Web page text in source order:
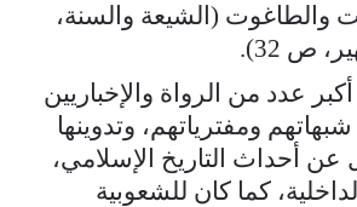
والطاغوت (الشيعة والسنة،
ص 32).
عدد من الرواة والإخباريين
ومفترياتهم، وتدوينها
أحداث التاريخ الإسلامي،
كما كان للشعوبية